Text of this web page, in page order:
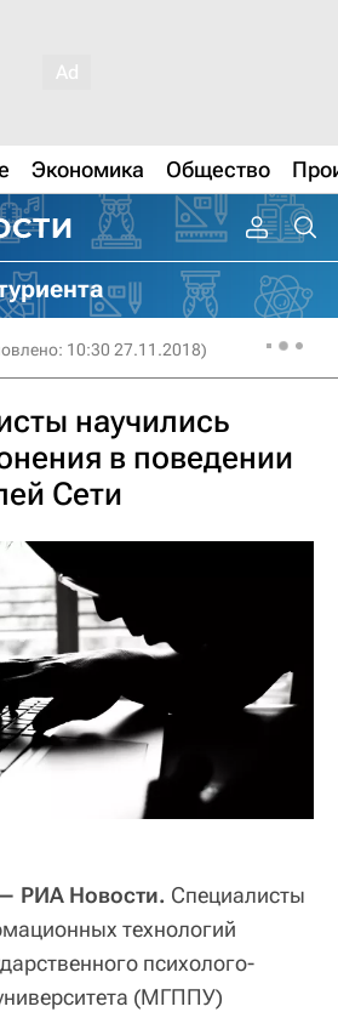
Экономика Общество
10:30 27.11.2018)
научились
в поведении
Сети
РИА Новости. Специалисты
технологий
психолого-
(МГППУ)